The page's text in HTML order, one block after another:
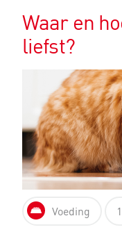
Waar en
liefst?
Voeding